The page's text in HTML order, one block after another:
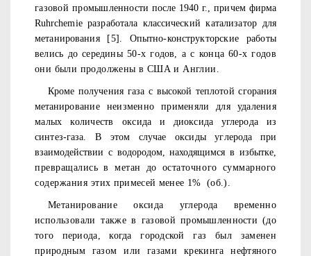
газовой промышлен­ности после 1940 г., причем фирма
Ruhrchemie разработала клас­сический катализатор для
метанирования [5]. Опытно-конструк­торские работы
велись до середины 50-х годов, а с конца 60-х го­дов
они были продолжены в США и Англии.
Кроме получения газа с высокой теплотой сгорания
метаниро­вание неизменно применяли для удаления
малых количеств окси­да и диоксида углерода из
синтез-газа. В этом случае оксиды уг­лерода при
взаимодействии с водородом, находящимся в избытке,
превращались в метан до остаточного суммарного
содержания этих примесей менее 1% (об.).
Метанирование оксида углерода временно
использовали так­же в газовой промышленности (до
того периода, когда городскойгаз был заменен
природным газом или газами крекинга нефтяно­го